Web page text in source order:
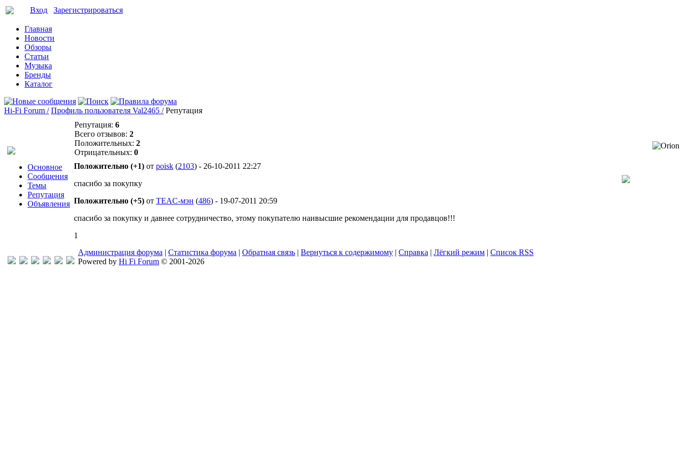
Вход Зарегистрироваться
Главная
Новости
Обзоры
Статьи
Музыка
Бренды
Каталог
Hi-Fi Forum / Профиль пользователя Val2465 / Репутация
Основное
Сообщения
Темы
Репутация
Объявления
Репутация: 6
Всего отзывов: 2
Положительных: 2
Отрицательных: 0
Положительно (+1) от poisk (2103) - 26-10-2011 22:27
спасибо за покупку
Положительно (+5) от TEAC-мэн (486) - 19-07-2011 20:59
спасибо за покупку и давнее сотрудничество, этому покупателю наивысшие рекомендации для продавцов!!!
1
Администрация форума | Статистика форума | Обратная связь | Вернуться к содержимому | Справка | Лёгкий режим | Список RSS
Powered by Hi Fi Forum © 2001-2026